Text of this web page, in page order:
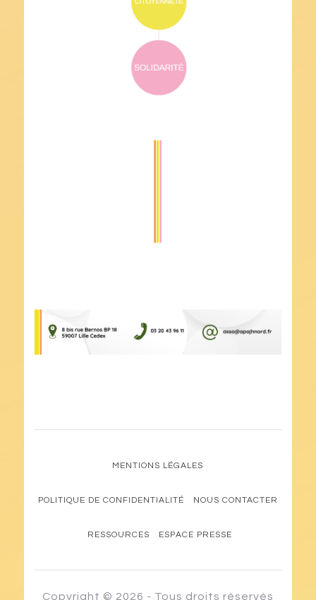
MENTIONS LÉGALES
POLITIQUE DE CONFIDENTIALITÉ NOUS CONTACTER
RESSOURCES ESPACE PRESSE
Copyright © 2026 - Tous droits réservés